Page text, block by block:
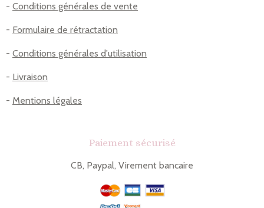
- Conditions générales de vente
- Formulaire de rétractation
- Conditions générales d'utilisation
- Livraison
- Mentions légales
Paiement sécurisé
CB, Paypal, Virement bancaire